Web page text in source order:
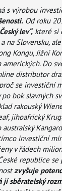
s výrobou
Od roku
lev“, které si
na Slovensku,
Kongu, Jižní
Do
distributor
se investiční
bok slavných
rakouský
jihoafrický
australský
investiční
v řádech
republice se
zvyšuje
jí sběratelský